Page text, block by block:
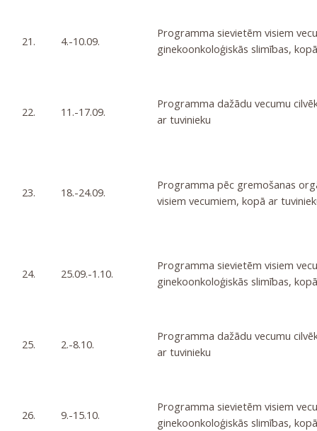
21. 4.-10.09.
Programma sievietēm visiem
ginekoonkoloģiskās slimības,
22. 11.-17.09.
Programma dažādu vecumu
ar tuvinieku
23. 18.-24.09.
Programma pēc gremošanas
visiem vecumiem, kopā ar
24. 25.09.-1.10.
Programma sievietēm visiem
ginekoonkoloģiskās slimības,
25. 2.-8.10.
Programma dažādu vecumu
ar tuvinieku
26. 9.-15.10.
Programma sievietēm visiem
ginekoonkoloģiskās slimības,